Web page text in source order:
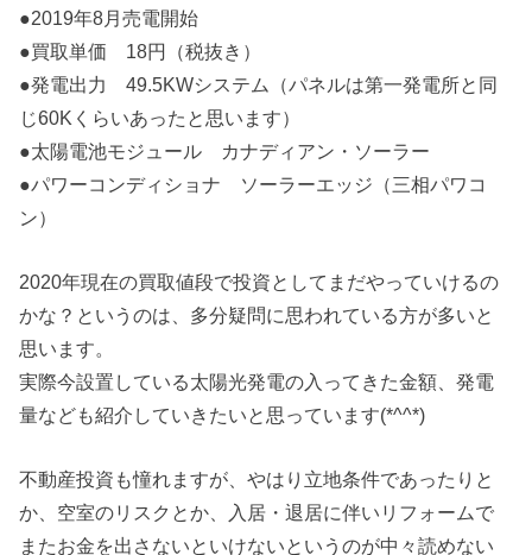
●2019年8月売電開始
●買取単価 18円（税抜き）
●発電出力 49.5KWシステム（パネルは第一発電所と同
じ60Kくらいあったと思います）
●太陽電池モジュール カナディアン・ソーラー
●パワーコンディショナ ソーラーエッジ（三相パワコ
ン）
2020年現在の買取値段で投資としてまだやっていけるの
かな？というのは、多分疑問に思われている方が多いと
思います。
実際今設置している太陽光発電の入ってきた金額、発電
量なども紹介していきたいと思っています(*^^*)
不動産投資も憧れますが、やはり立地条件であったりと
か、空室のリスクとか、入居・退居に伴いリフォームで
またお金を出さないといけないというのが中々読めない